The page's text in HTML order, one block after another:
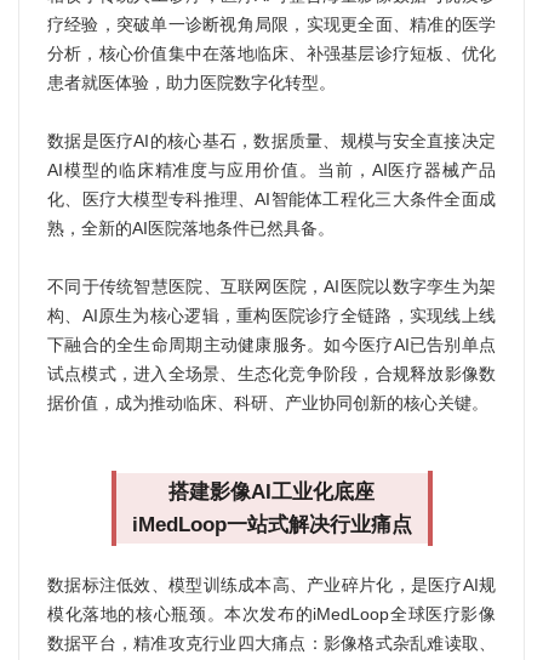
疗经验，突破单一诊断视角局限，实现更全面、精准的医学
分析，核心价值集中在落地临床、补强基层诊疗短板、优化
患者就医体验，助力医院数字化转型。
数据是医疗AI的核心基石，数据质量、规模与安全直接决定
AI模型的临床精准度与应用价值。当前，AI医疗器械产品
化、医疗大模型专科推理、AI智能体工程化三大条件全面成
熟，全新的AI医院落地条件已然具备。
不同于传统智慧医院、互联网医院，AI医院以数字孪生为架
构、AI原生为核心逻辑，重构医院诊疗全链路，实现线上线
下融合的全生命周期主动健康服务。如今医疗AI已告别单点
试点模式，进入全场景、生态化竞争阶段，合规释放影像数
据价值，成为推动临床、科研、产业协同创新的核心关键。
搭建影像AI工业化底座
iMedLoop一站式解决行业痛点
数据标注低效、模型训练成本高、产业碎片化，是医疗AI规
模化落地的核心瓶颈。本次发布的iMedLoop全球医疗影像
数据平台，精准攻克行业四大痛点：影像格式杂乱难读取、